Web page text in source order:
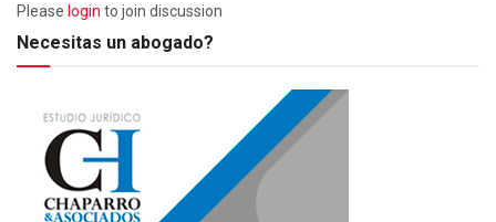
Please login to join discussion
Necesitas un abogado?